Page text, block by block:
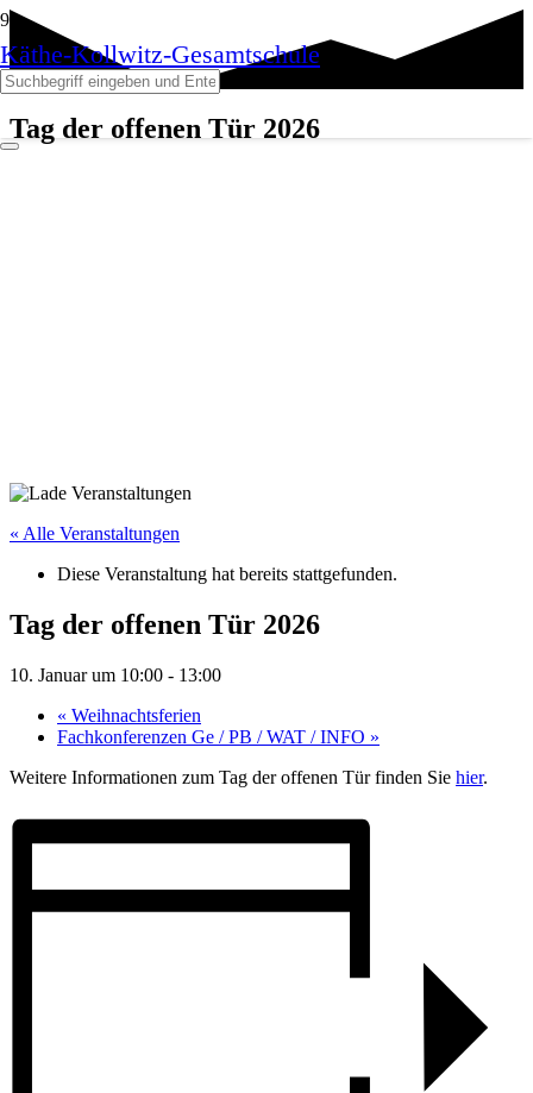
Käthe-Kollwitz-Gesamtschule
Tag der offenen Tür 2026
« Alle Veranstaltungen
Diese Veranstaltung hat bereits stattgefunden.
Tag der offenen Tür 2026
10. Januar um 10:00 - 13:00
« Weihnachtsferien
Fachkonferenzen Ge / PB / WAT / INFO »
Weitere Informationen zum Tag der offenen Tür finden Sie hier.